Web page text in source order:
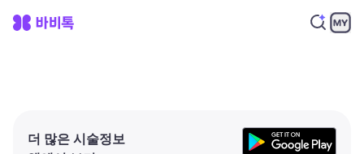
더 많은 시술정보